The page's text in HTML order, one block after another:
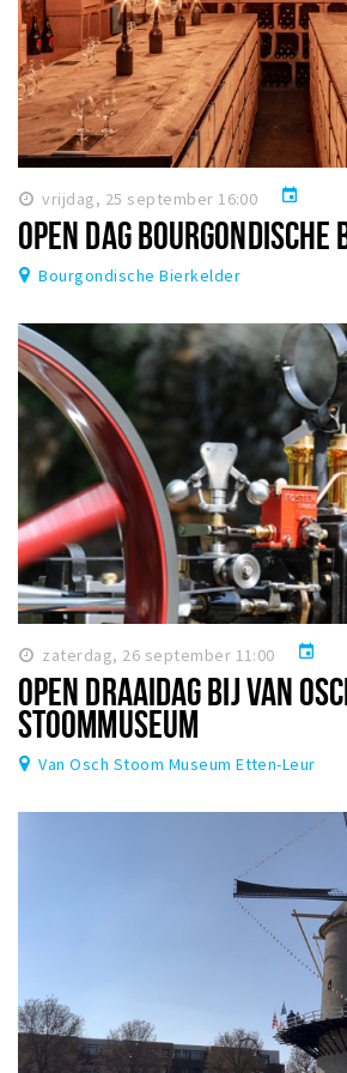
vrijdag, 25 september 16:00 event
OPEN DAG BOURGONDISCHE
Bourgondische Bierkelder
zaterdag, 26 september 11:00 event
OPEN DRAAIDAG BIJ VAN
STOOMMUSEUM
Van Osch Stoom Museum Etten-Leur